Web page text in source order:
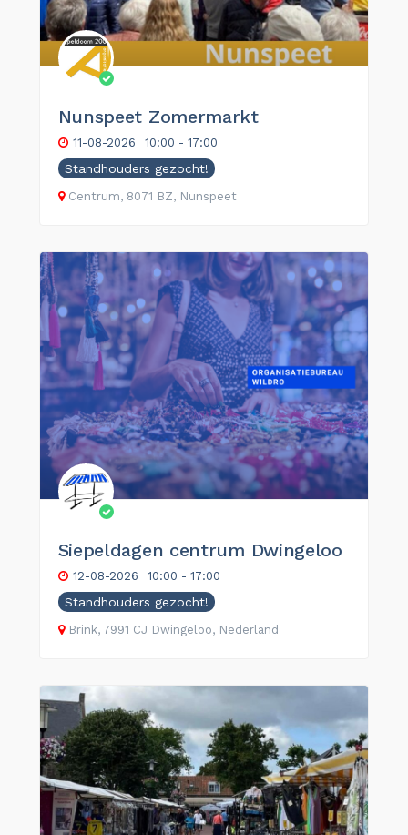
Nunspeet Zomermarkt
11-08-2026 10:00 - 17:00
Standhouders gezocht!
Centrum, 8071 BZ, Nunspeet
Siepeldagen centrum Dwingeloo
12-08-2026 10:00 - 17:00
Standhouders gezocht!
Brink, 7991 CJ Dwingeloo, Nederland